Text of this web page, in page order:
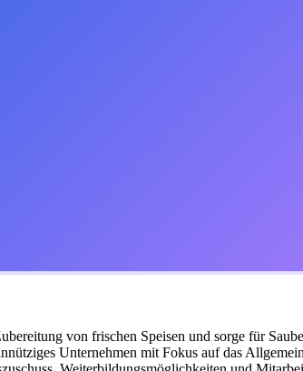
von frischen Speisen und sorge für
Unternehmen mit Fokus auf das